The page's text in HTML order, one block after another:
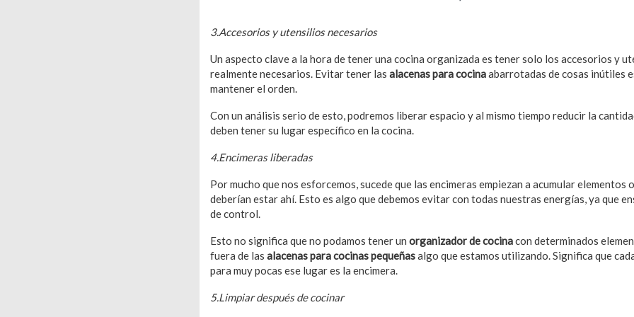
3.Accesorios y utensilios necesarios
Un aspecto clave a la hora de tener una cocina organizada es tener solo los accesorios y
realmente necesarios. Evitar tener las alacenas para cocinaabarrotadas de cosas inútiles
mantener el orden.
Con un análisis serio de esto, podremos liberar espacio y al mismo tiempo reducir la
deben tener su lugar específico en la cocina.
4.Encimeras liberadas
Por mucho que nos esforcemos, sucede que las encimeras empiezan a acumular elementos
deberían estar ahí. Esto es algo que debemos evitar con todas nuestras energías, ya que
de control.
Esto no significa que no podamos tener un organizador de cocinacon determinados
fuera de las alacenas para cocinas pequeñasalgo que estamos utilizando. Significa que
para muy pocas ese lugar es la encimera.
5.Limpiar después de cocinar